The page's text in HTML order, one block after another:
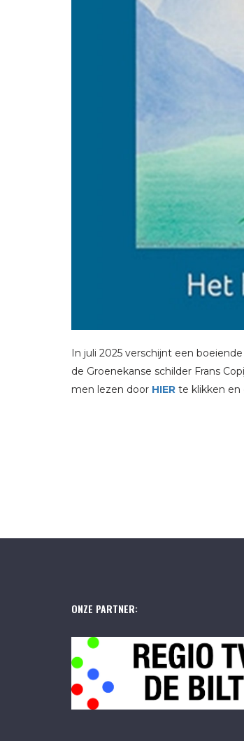
In juli 2025 verschijnt een
de Groenekanse schilder Frans
men lezen door HIER te klikken en
ONZE PARTNER: